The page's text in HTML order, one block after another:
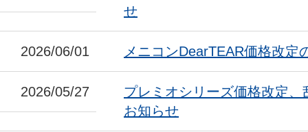
せ
2026/06/01 メニコンDearTEAR価格改定
2026/05/27
プレミオシリーズ価格改定
お知らせ